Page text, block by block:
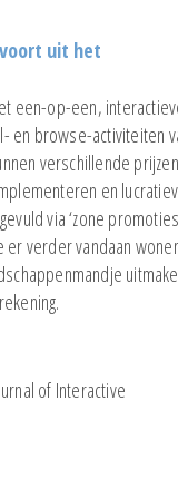
uit het
een-op-een,
en browse-activiteiten
verschillende prijzen
en
via ‘zone
verder vandaan
of Interactive
de krappe